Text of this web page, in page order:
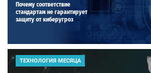
Почему соответствие
стандартам не гарантирует
защиту от киберугроз
ТЕХНОЛОГИЯ МЕСЯЦА